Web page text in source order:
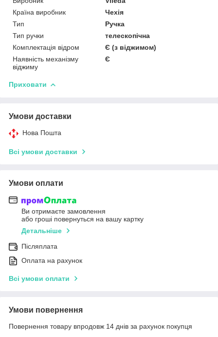
Країна виробник
Чехія
Тип
Ручка
Тип ручки
телескопічна
Комплектація відром
Є (з віджимом)
Наявність механізму
віджиму
Є
Приховати
Умови доставки
Нова Пошта
Всі умови доставки
Умови оплати
Ви отримаєте замовлення
або гроші повернуться на вашу картку
Детальніше
Післяплата
Оплата на рахунок
Всі умови оплати
Умови повернення
Повернення товару впродовж 14 днів за рахунок покупця